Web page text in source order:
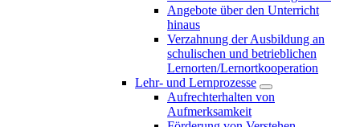
Angebote über den Unterricht
hinaus
Verzahnung der Ausbildung an
schulischen und betrieblichen
Lernorten/Lernortkooperation
Lehr- und Lernprozesse
Aufrechterhalten von
Aufmerksamkeit